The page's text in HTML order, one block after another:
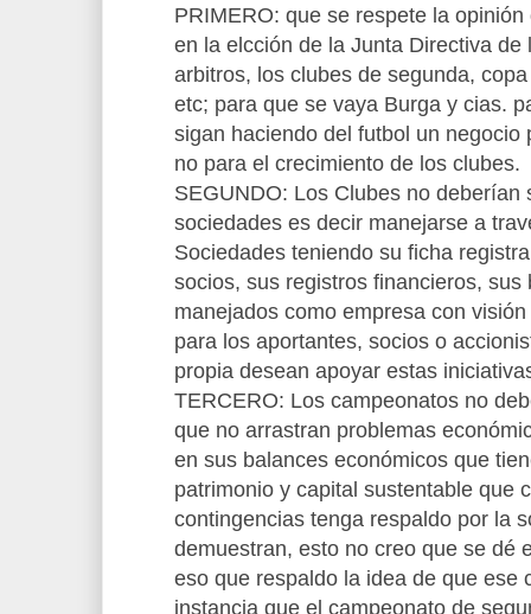
PRIMERO: que se respete la
en la elcción de la Junta Directiva de
arbitros, los clubes de segunda,
etc; para que se vaya Burga y cias.
sigan haciendo del futbol un negocio
no para el crecimiento de los clubes.
SEGUNDO: Los Clubes no deberían
sociedades es decir manejarse a
Sociedades teniendo su ficha
socios, sus registros financieros, sus
manejados como empresa con
para los aportantes, socios o
propia desean apoyar estas
TERCERO: Los campeonatos no
que no arrastran problemas
en sus balances económicos que
patrimonio y capital sustentable que
contingencias tenga respaldo por la
demuestran, esto no creo que se dé
eso que respaldo la idea de que ese
instancia que el campeonato de